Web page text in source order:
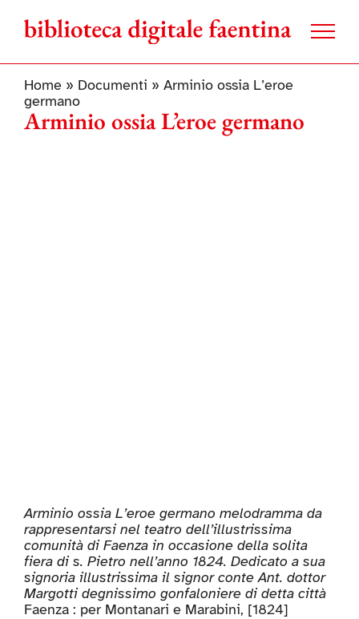
contenuto
Home» Documenti » Arminio ossia L’eroe
germano
Arminio ossia L’eroe germano
Arminio ossia L’eroe germano melodramma da
rappresentarsi nel teatro dell’illustrissima
comunità di Faenza in occasione della solita
fiera di s. Pietro nell’anno 1824. Dedicato a sua
signoria illustrissima il signor conte Ant. dottor
Margotti degnissimo gonfaloniere di detta città
Faenza : per Montanari e Marabini, [1824]